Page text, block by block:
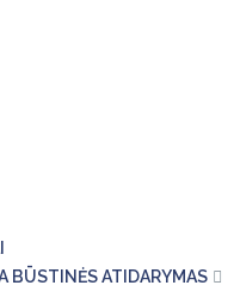
BŪSTINĖS ATIDARYMAS